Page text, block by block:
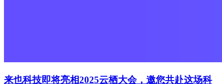
来也科技即将亮相2025云栖大会，邀您共赴这场科